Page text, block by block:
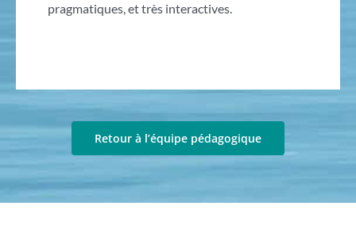
pragmatiques, et très interactives.
Retour à l’équipe pédagogique